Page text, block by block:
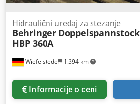
Wiefelstede 1.394 km
Hidraulični uređaj za stezanje
Behringer Doppelspannstock
HBP 360A
Informacije o ceni